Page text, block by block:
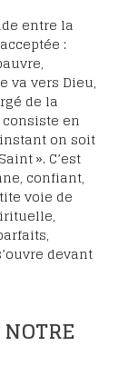
entre la
:
va vers Dieu,
de la
en
on soit
». C’est
confiant,
voie de
devant